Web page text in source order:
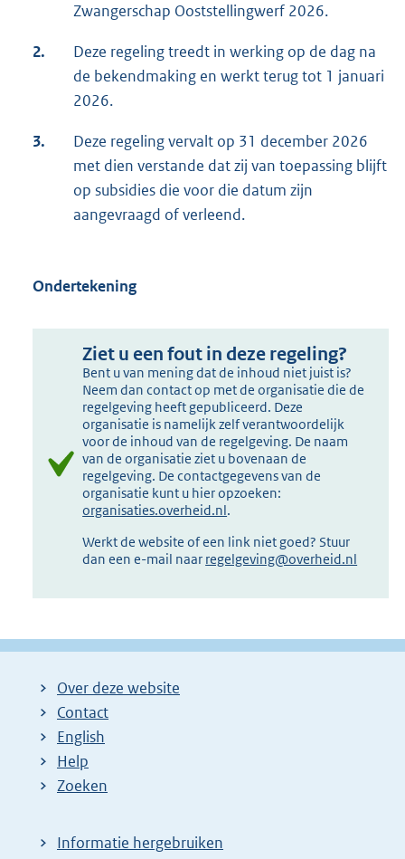
Zwangerschap Ooststellingwerf 2026.
2.
Deze regeling treedt in werking op de dag na
de bekendmaking en werkt terug tot 1 januari
2026.
3.
Deze regeling vervalt op 31 december 2026
met dien verstande dat zij van toepassing blijft
op subsidies die voor die datum zijn
aangevraagd of verleend.
Ondertekening
Ziet u een fout in deze regeling?
Bent u van mening dat de inhoud niet juist is?
Neem dan contact op met de organisatie die de
regelgeving heeft gepubliceerd. Deze
organisatie is namelijk zelf verantwoordelijk
voor de inhoud van de regelgeving. De naam
van de organisatie ziet u bovenaan de
regelgeving. De contactgegevens van de
organisatie kunt u hier opzoeken:
organisaties.overheid.nl.
Werkt de website of een link niet goed? Stuur
dan een e-mail naar regelgeving@overheid.nl
Over deze website
Contact
English
Help
Zoeken
Informatie hergebruiken